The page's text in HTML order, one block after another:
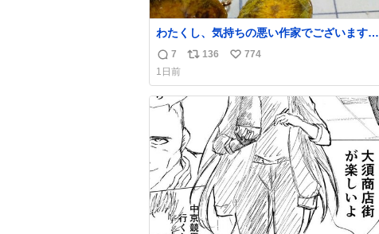
わたくし、気持ちの悪い作家でございます。
昨日産出しました胆石をピアスにしました。
とても希少な石です。 割ってみたらなかなか
綺麗でした。 次回の外来はこれ付けて行きま
す。
返
信
数
7
リ
ス
数
136
い
ね
数
774
1日前